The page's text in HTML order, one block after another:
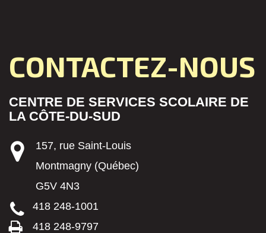
CONTACTEZ-NOUS
CENTRE DE SERVICES SCOLAIRE DE
LA CÔTE-DU-SUD
157, rue Saint-Louis
Montmagny (Québec)
G5V 4N3
418 248-1001
418 248-9797